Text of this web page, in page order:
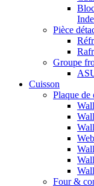
Pièce
Groupe
Cuisson
Plaque de
Four &